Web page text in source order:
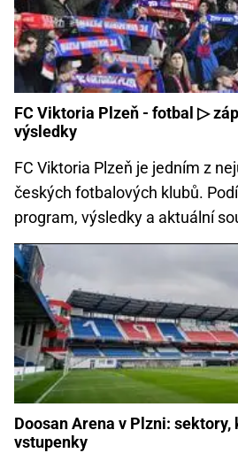
FC Viktoria Plzeň - fotbal ▷
výsledky
FC Viktoria Plzeň je jedním z
českých fotbalových klubů.
program, výsledky a aktuální
Doosan Arena v Plzni:
vstupenky